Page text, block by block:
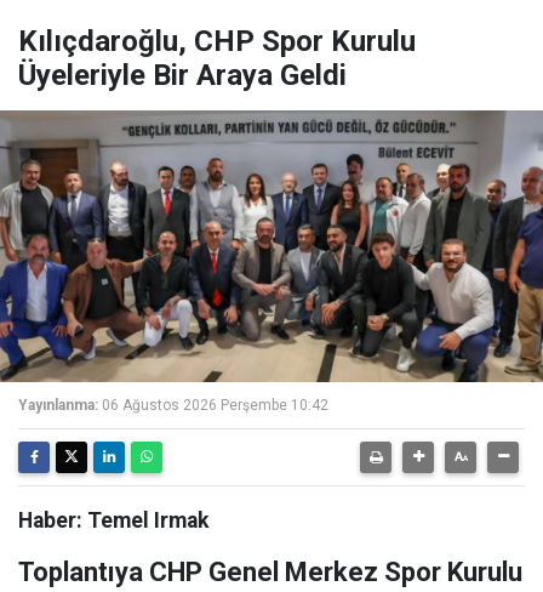
Kılıçdaroğlu, CHP Spor Kurulu
Üyeleriyle Bir Araya Geldi
Yayınlanma: 06 Ağustos 2026 Perşembe 10:42
Haber: Temel Irmak
Toplantıya CHP Genel Merkez Spor Kurulu